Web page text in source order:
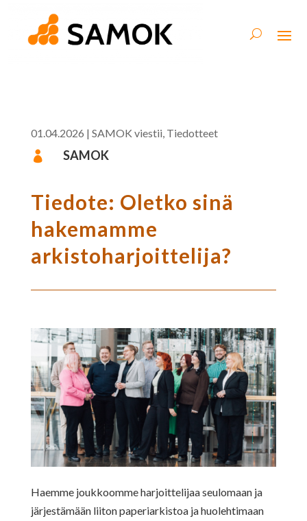
01.04.2026 | SAMOK viestii, Tiedotteet
 SAMOK
Tiedote: Oletko sinä
hakemamme
arkistoharjoittelija?
Haemme joukkoomme harjoittelijaa seulomaan ja
järjestämään liiton paperiarkistoa ja huolehtimaan